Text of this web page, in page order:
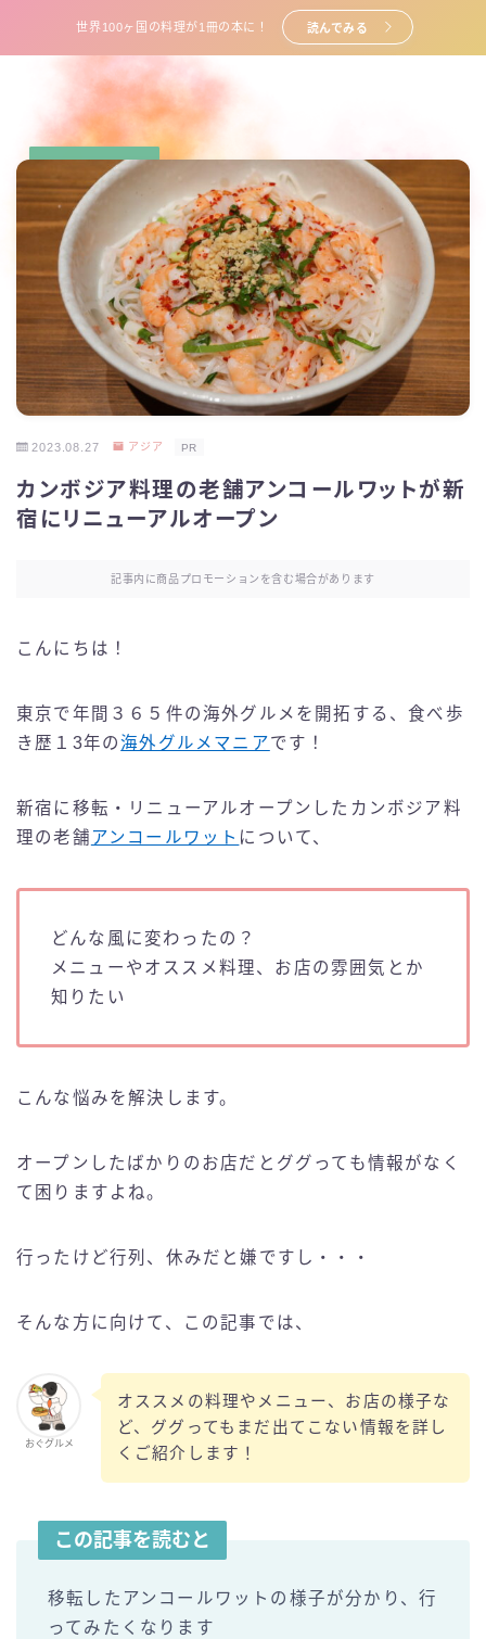
世界100ヶ国の料理が1冊の本に！ 読んでみる
2023.08.27 アジア PR
カンボジア料理の老舗アンコールワットが新
宿にリニューアルオープン
記事内に商品プロモーションを含む場合があります
こんにちは！
東京で年間３６５件の海外グルメを開拓する、食べ歩
き歴１3年の海外グルメマニアです！
新宿に移転・リニューアルオープンしたカンボジア料
理の老舗 アンコールワット について、
どんな風に変わったの？
メニューやオススメ料理、お店の雰囲気とか
知りたい
こんな悩みを解決します。
オープンしたばかりのお店だとググっても情報がなく
て困りますよね。
行ったけど行列、休みだと嫌ですし・・・
そんな方に向けて、この記事では、
おぐグルメ
オススメの料理やメニュー、お店の様子な
ど、ググってもまだ出てこない情報を詳し
くご紹介します！
この記事を読むと
移転したアンコールワットの様子が分かり、行
ってみたくなります